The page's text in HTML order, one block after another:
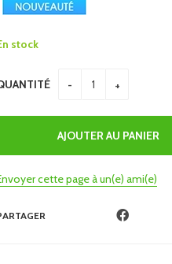
stock
cette page à un(e) ami(e)